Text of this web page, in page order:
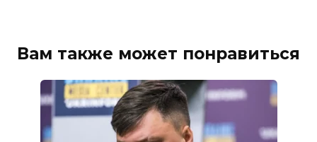
Вам также может понравиться